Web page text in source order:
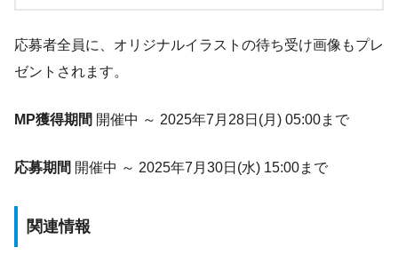
応募者全員に、オリジナルイラストの待ち受け画像もプレ
ゼントされます。
MP獲得期間 開催中 ～ 2025年7月28日(月) 05:00まで
応募期間 開催中 ～ 2025年7月30日(水) 15:00まで
関連情報